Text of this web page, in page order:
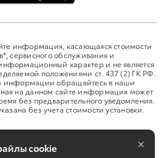
информация, касающаяся стоимости
сервисного обслуживания и
характер и не является
положениями ст. 437 (2) ГК РФ.
информации обращайтесь в наши
на данном сайте информация может
без предварительного уведомления.
без учета стоимости установки.
cookie ×